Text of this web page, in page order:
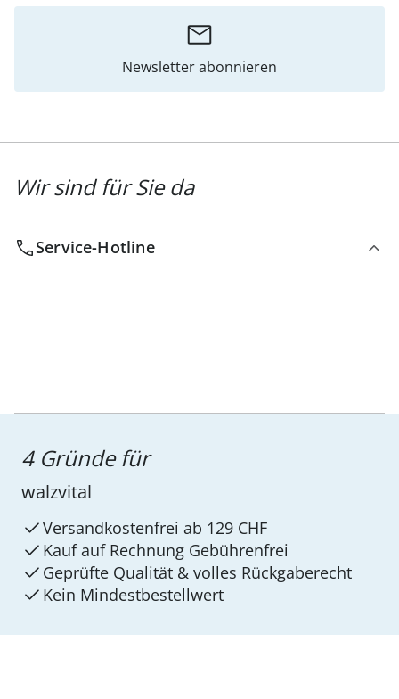
Newsletter abonnieren
Wir sind für Sie da
Service-Hotline
4 Gründe für
walzvital
Versandkostenfrei ab 129 CHF
Kauf auf Rechnung Gebührenfrei
Geprüfte Qualität & volles Rückgaberecht
Kein Mindest­bestellwert